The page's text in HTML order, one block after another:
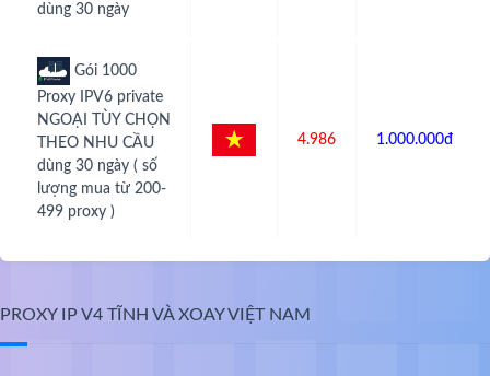
dùng 30 ngày
Gói 1000
Proxy IPV6 private
NGOẠI TÙY CHỌN
THEO NHU CẦU
dùng 30 ngày ( số
lượng mua từ 200-
499 proxy )
4.986 1.000.000đ
PROXY IP V4 TĨNH VÀ XOAY VIỆT NAM